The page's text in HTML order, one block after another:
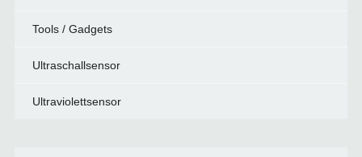
Tools / Gadgets
Ultraschallsensor
Ultraviolettsensor